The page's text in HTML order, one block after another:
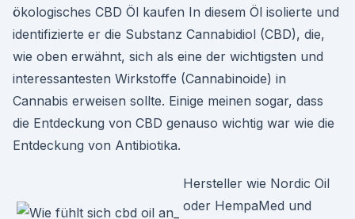
ökologisches CBD Öl kaufen In diesem Öl isolierte und
identifizierte er die Substanz Cannabidiol (CBD), die,
wie oben erwähnt, sich als eine der wichtigsten und
interessantesten Wirkstoffe (Cannabinoide) in
Cannabis erweisen sollte. Einige meinen sogar, dass
die Entdeckung von CBD genauso wichtig war wie die
Entdeckung von Antibiotika.
Hersteller wie Nordic Oil
oder HempaMed und